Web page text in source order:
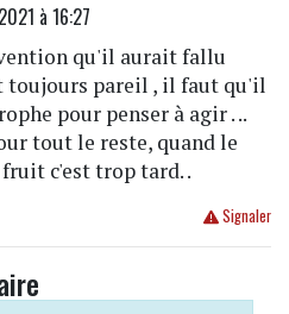
à 16:27
qu'il aurait fallu
toujours pareil , il faut qu'il
pour penser à agir . ..
tout le reste, quand le
c'est trop tard. .
Signaler